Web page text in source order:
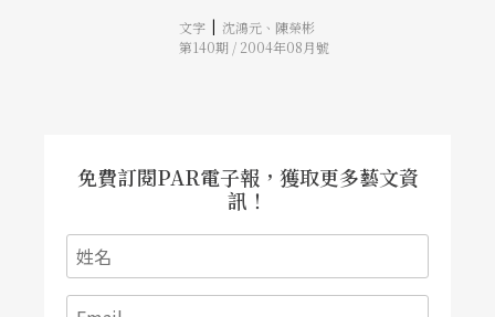
文字 | 沈鴻元、陳榮彬
第140期 / 2004年08月號
免費訂閱PAR電子報，獲取更多藝文資
訊！